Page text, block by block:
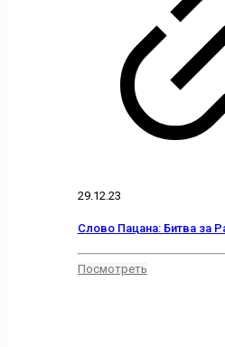
29.12.23
Слово Пацана: Битва за
Посмотреть